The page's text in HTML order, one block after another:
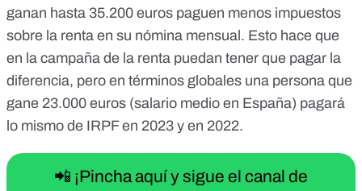
ganan hasta 35.200 euros paguen menos impuestos
sobre la renta en su nómina mensual. Esto hace que
en la campaña de la renta puedan tener que pagar la
diferencia, pero en términos globales una persona que
gane 23.000 euros (salario medio en España) pagará
lo mismo de IRPF en 2023 y en 2022.
📲 ¡Pincha aquí y sigue el canal de